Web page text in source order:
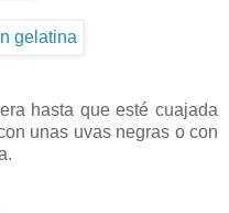
hasta que esté cuajada
unas uvas negras o con